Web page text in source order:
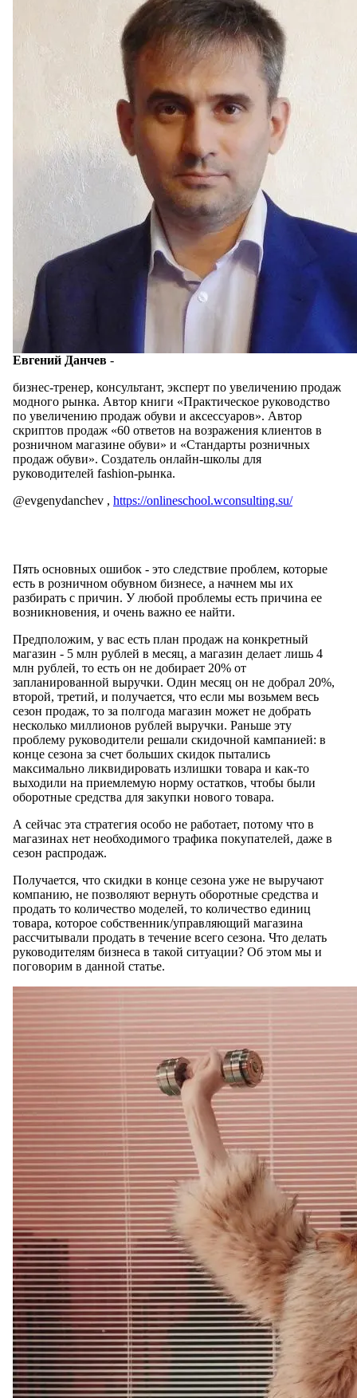
Евгений Данчев -
бизнес-тренер, консультант, эксперт по увеличению продаж
модного рынка. Автор книги «Практическое руководство
по увеличению продаж обуви и аксессуаров». Автор
скриптов продаж «60 ответов на возражения клиентов в
розничном магазине обуви» и «Стандарты розничных
продаж обуви». Создатель онлайн-школы для
руководителей fashion-рынка.
@evgenydanchev , https://onlineschool.wconsulting.su/
Пять основных ошибок - это следствие проблем, которые
есть в розничном обувном бизнесе, а начнем мы их
разбирать с причин. У любой проблемы есть причина ее
возникновения, и очень важно ее найти.
Предположим, у вас есть план продаж на конкретный
магазин - 5 млн рублей в месяц, а магазин делает лишь 4
млн рублей, то есть он не добирает 20% от
запланированной выручки. Один месяц он не добрал 20%,
второй, третий, и получается, что если мы возьмем весь
сезон продаж, то за полгода магазин может не добрать
несколько миллионов рублей выручки. Раньше эту
проблему руководители решали скидочной кампанией: в
конце сезона за счет больших скидок пытались
максимально ликвидировать излишки товара и как-то
выходили на приемлемую норму остатков, чтобы были
оборотные средства для закупки нового товара.
А сейчас эта стратегия особо не работает, потому что в
магазинах нет необходимого трафика покупателей, даже в
сезон распродаж.
Получается, что скидки в конце сезона уже не выручают
компанию, не позволяют вернуть оборотные средства и
продать то количество моделей, то количество единиц
товара, которое собственник/управляющий магазина
рассчитывали продать в течение всего сезона. Что делать
руководителям бизнеса в такой ситуации? Об этом мы и
поговорим в данной статье.